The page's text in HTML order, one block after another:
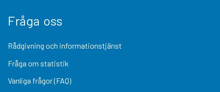
Fråga oss
Rådgivning och informationstjänst
Fråga om statistik
Vanliga frågor (FAQ)